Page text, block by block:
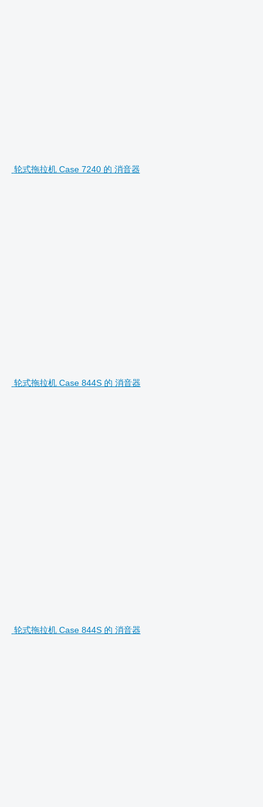
轮式拖拉机 Case 7240 的 消音器
轮式拖拉机 Case 844S 的 消音器
轮式拖拉机 Case 844S 的 消音器